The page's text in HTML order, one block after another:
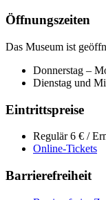
Öffnungszeiten
Das Museum ist
Donnerstag –
Dienstag und
Eintrittspreise
Regulär 6 € /
Online-Tickets
Barrierefreiheit